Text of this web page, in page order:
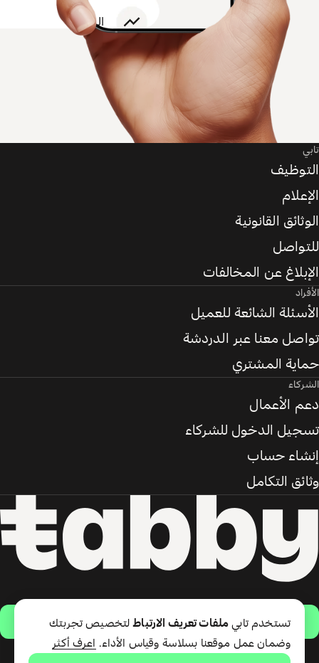
حمّل التطبيق
تابي
التوظيف
الإعلام
الوثائق القانونية
للتواصل
الإبلاغ عن المخالفات
الأفراد
الأسئلة الشائعة للعميل
تواصل معنا عبر الدردشة
حماية المشتري
الشركاء
دعم الأعمال
تسجيل الدخول للشركاء
إنشاء حساب
وثائق التكامل
تستخدم تابي ملفات تعريف الارتباطلتخصيص تجربتك
وضمان عمل موقعنا بسلاسة وقياس الأداء.
اعرف أكثر